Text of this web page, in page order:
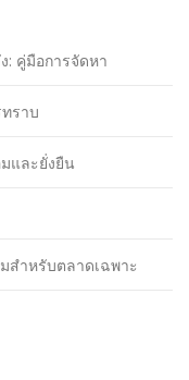
: คู่มือการจัดหา
ราบ
และยั่งยืน
สำหรับตลาดเฉพาะ